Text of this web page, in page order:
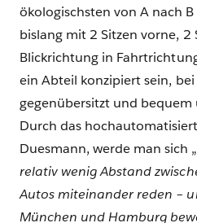
ökologischsten von A nach
bislang mit 2 Sitzen vorne,
Blickrichtung in
ein Abteil konzipiert sein,
gegenübersitzt und
Durch das
Duesmann, werde man sich „
relativ wenig Abstand
Autos miteinander reden –
München und Hamburg